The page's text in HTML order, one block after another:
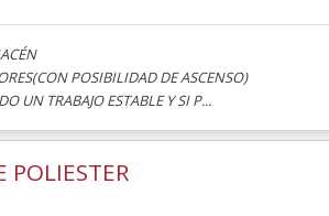
POSIBILIDAD DE ASCENSO)
UN TRABAJO ESTABLE Y SI P...
POLIESTER